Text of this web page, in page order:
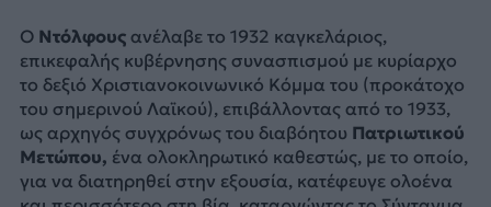
Ο Ντόλφους ανέλαβε το 1932 καγκελάριος,
επικεφαλής κυβέρνησης συνασπισμού με κυρίαρχο
το δεξιό Χριστιανοκοινωνικό Κόμμα του (προκάτοχο
του σημερινού Λαϊκού), επιβάλλοντας από το 1933,
ως αρχηγός συγχρόνως του διαβόητου Πατριωτικού
Μετώπου, ένα ολοκληρωτικό καθεστώς, με το οποίο,
για να διατηρηθεί στην εξουσία, κατέφευγε ολοένα